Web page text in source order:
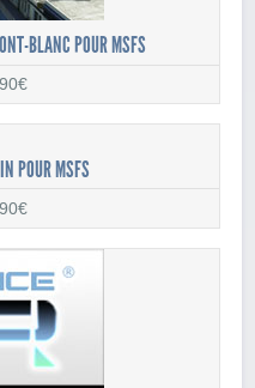
BLANC POUR MSFS
POUR MSFS